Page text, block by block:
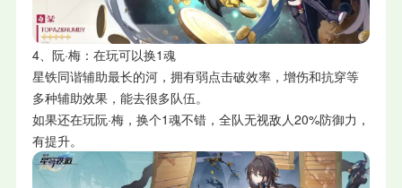
4、阮·梅：在玩可以换1魂
星铁同谐辅助最长的河，拥有弱点击破效率，增伤和抗穿等
多种辅助效果，能去很多队伍。
如果还在玩阮·梅，换个1魂不错，全队无视敌人20%防御力，
有提升。